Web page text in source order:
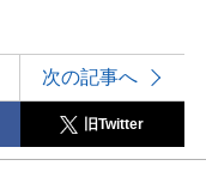
次の記事へ
旧Twitter